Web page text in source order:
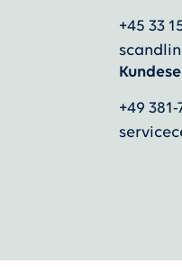
+45 33
+49 381-